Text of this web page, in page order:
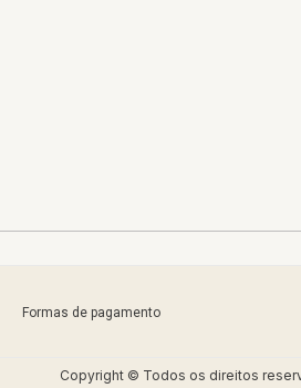
Formas de pagamento
Copyright © Todos os direitos